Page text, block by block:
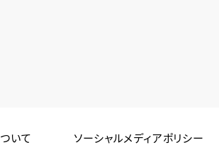
いて ソーシャルメディアポリシー